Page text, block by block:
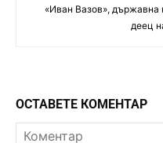
«Иван Вазов», държавна
деец
ОСТАВЕТЕ КОМЕНТАР